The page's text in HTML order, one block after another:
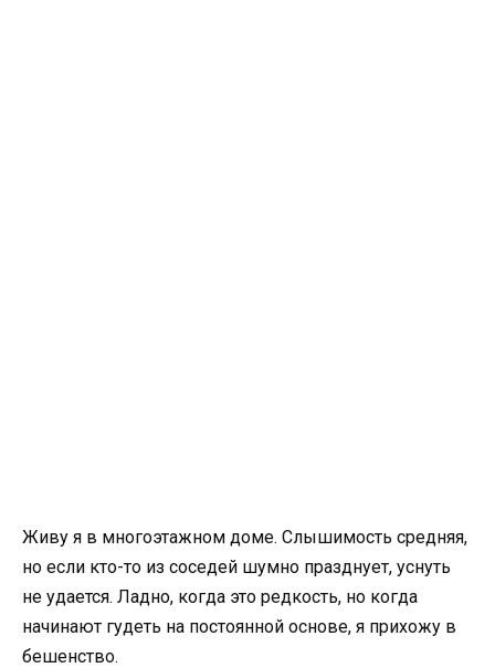
Живу я в многоэтажном доме. Слышимость средняя,
но если кто-то из соседей шумно празднует, уснуть
не удается. Ладно, когда это редкость, но когда
начинают гудеть на постоянной основе, я прихожу в
бешенство.